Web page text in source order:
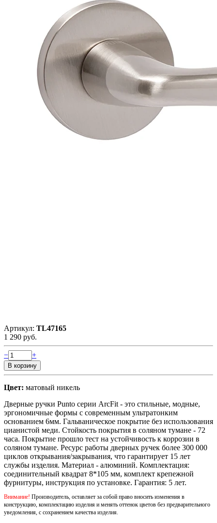
Артикул: TL47165
1 290 руб.
− +
Цвет: матовый никель
Дверные ручки Punto серии ArcFit - это стильные, модные,
эргономичные формы c современным ультратонким
основанием 6мм. Гальваническое покрытие без использования
цианистой меди. Стойкость покрытия в соляном тумане - 72
часа. Покрытие прошло тест на устойчивость к коррозии в
соляном тумане. Ресурс работы дверных ручек более 300 000
циклов открывания/закрывания, что гарантирует 15 лет
службы изделия. Материал - алюминий. Комплектация:
соединительный квадрат 8*105 мм, комплект крепежной
фурнитуры, инструкция по установке. Гарантия: 5 лет.
Внимание! Производитель, оставляет за собой право вносить изменения в
конструкцию, комплектацию изделия и менять оттенок цветов без предварительного
уведомления, с сохранением качества изделия.